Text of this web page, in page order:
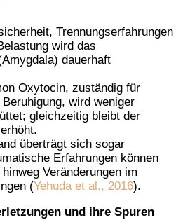
Trennungserfahrungen
wird das
dauerhaft
Oxytocin, zuständig für
wird weniger
gleichzeitig bleibt der
überträgt sich sogar
Erfahrungen können
Veränderungen im
(Yehuda et al., 2016).
und ihre Spuren